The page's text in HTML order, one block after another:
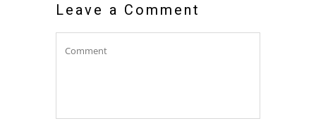
Leave a Comment